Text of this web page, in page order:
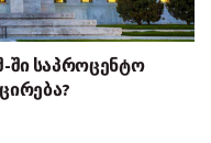
საპროცენტო